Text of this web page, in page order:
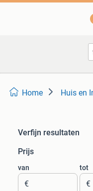
Home Huis en
Verfijn resultaten
Prijs
van
€
tot
€